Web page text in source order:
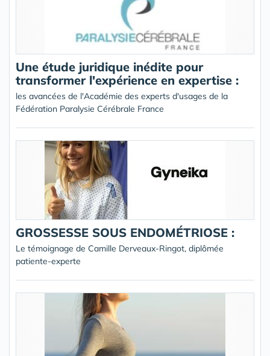
Une étude juridique inédite pour
transformer l'expérience en expertise :
les avancées de l'Académie des experts d'usages de la
Fédération Paralysie Cérébrale France
GROSSESSE SOUS ENDOMÉTRIOSE :
Le témoignage de Camille Derveaux-Ringot, diplômée
patiente-experte